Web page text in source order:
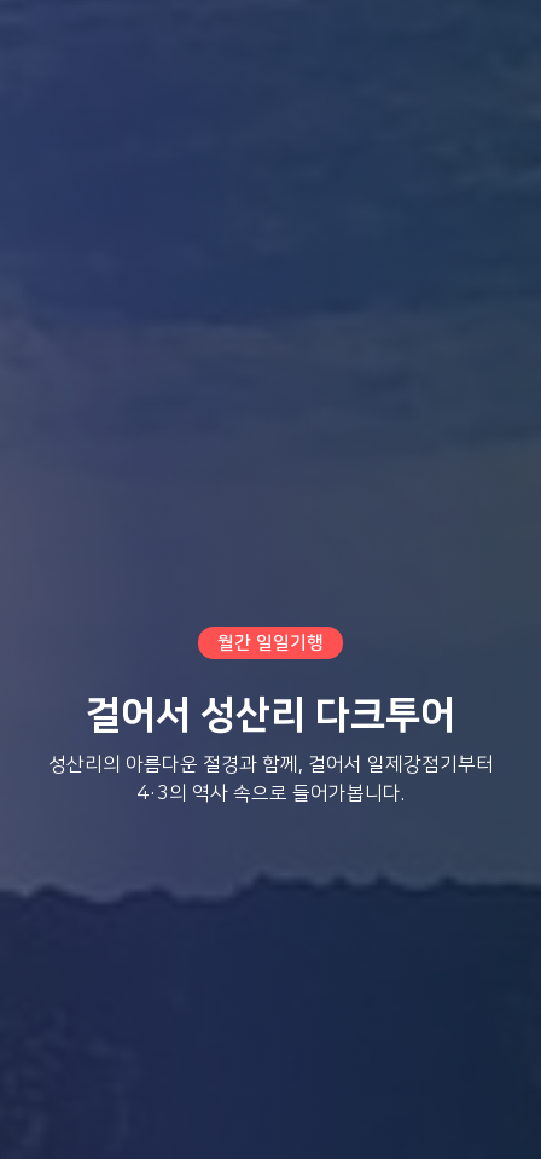
월간 일일기행
걸어서 성산리 다크투어
성산리의 아름다운 절경과 함께, 걸어서 일제강점기부터
4·3의 역사 속으로 들어가봅니다.